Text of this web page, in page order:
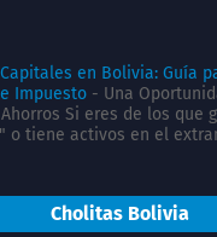
en Bolivia: Guía
Impuesto - Una
Si eres de los que
o tiene activos en el
Cholitas Bolivia